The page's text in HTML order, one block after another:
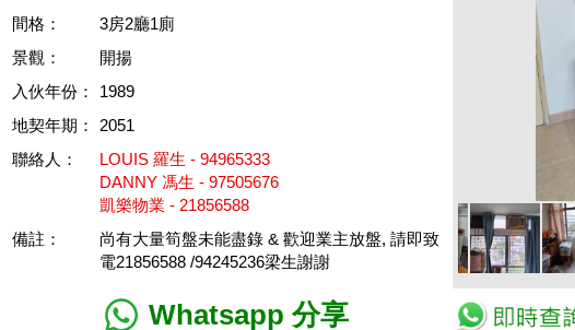
間格：
3房2廳1廁
景觀：
開揚
入伙年份：
1989
地契年期：
2051
聯絡人：
LOUIS 羅生 - 94965333
DANNY 馮生 - 97505676
凱樂物業 - 21856588
備註：
尚有大量筍盤未能盡錄 & 歡迎業主放盤, 請即致
電21856588 /94245236梁生謝謝
Whatsapp 分享